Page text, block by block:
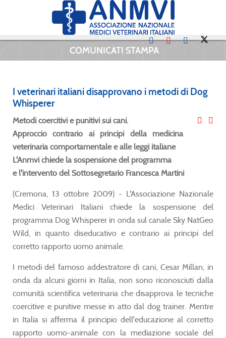
COMUNICATI STAMPA
I veterinari italiani disapprovano i metodi di Dog
Whisperer
Metodi coercitivi e punitivi sui cani.
Approccio contrario ai principi della medicina
veterinaria comportamentale e alle leggi italiane
L'Anmvi chiede la sospensione del programma
e l'intervento del Sottosegretario Francesca Martini
(Cremona, 13 ottobre 2009) - L'Associazione Nazionale
Medici Veterinari Italiani chiede la sospensione del
programma Dog Whisperer in onda sul canale Sky NatGeo
Wild, in quanto diseducativo e contrario ai principi del
corretto rapporto uomo animale.
I metodi del famoso addestratore di cani, Cesar Millan, in
onda da alcuni giorni in Italia, non sono riconosciuti dalla
comunità scientifica veterinaria che disapprova le tecniche
coercitive e punitive messe in atto dal dog trainer. Mentre
in Italia si afferma il principio dell'educazione al corretto
rapporto uomo-animale con la mediazione sociale del